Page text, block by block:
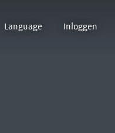
Language Inloggen